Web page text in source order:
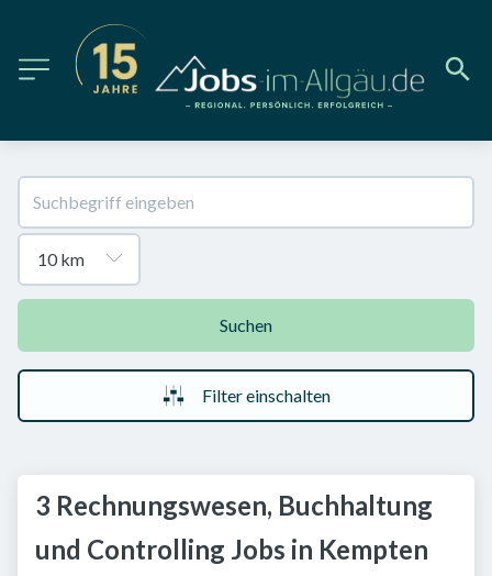
Suchen
Filter einschalten
3 Rechnungswesen, Buchhaltung
und Controlling Jobs in Kempten